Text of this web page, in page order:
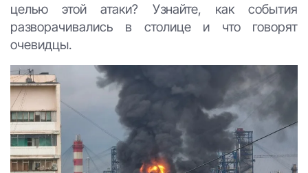
целью этой атаки? Узнайте, как события
разворачивались в столице и что говорят
очевидцы.